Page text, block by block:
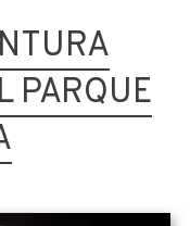
PARQUE